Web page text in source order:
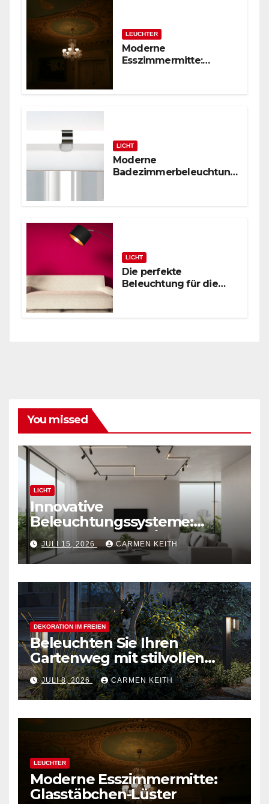
LEUCHTER
Moderne
Esszimmermitte:
LICHT
Moderne
Badezimmerbeleuchtung
LICHT
Die perfekte
Beleuchtung für die
You missed
LICHT
Innovative
Beleuchtungssysteme:
Moderne magnetische
Schienensysteme für
Zuhause
JULI 15, 2026 CARMEN KEITH
DEKORATION IM FREIEN
Beleuchten Sie Ihren
Gartenweg mit stilvollen
Außenpollerleuchten
JULI 8, 2026 CARMEN KEITH
LEUCHTER
Moderne Esszimmermitte:
Glasstäbchen-Lüster